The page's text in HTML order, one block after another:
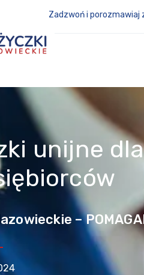
Zadzwoń i porozmawiaj
unijne dla
–